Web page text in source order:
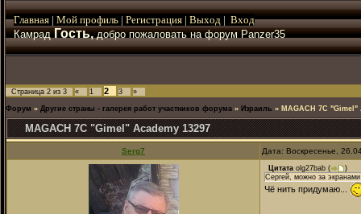
Главная | Мой профиль | Регистрация | Выход | Вход
КамрадГость,добро пожаловать на форум Panzer35
Страница 2 из 3 « 1 2 3 »
Форум » Другие страны - галерея работ участников форума » Израиль » MAGACH 7C "Gimel"
MAGACH 7C "Gimel" Academy 13297
Serg7 Дата: Воскресенье,
Цитата olg27bab (
)
Сергей, можно за
Чё нить придумаю...